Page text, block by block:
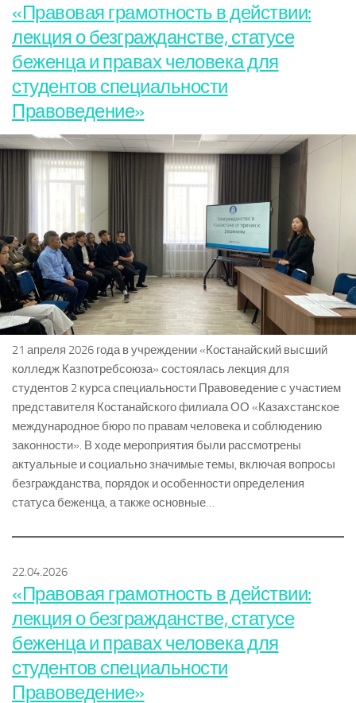
«Правовая грамотность в действии:
лекция о безгражданстве, статусе
беженца и правах человека для
студентов специальности
Правоведение»
21 апреля 2026 года в учреждении «Костанайский высший
колледж Казпотребсоюза» состоялась лекция для
студентов 2 курса специальности Правоведение с участием
представителя Костанайского филиала ОО «Казахстанское
международное бюро по правам человека и соблюдению
законности». В ходе мероприятия были рассмотрены
актуальные и социально значимые темы, включая вопросы
безгражданства, порядок и особенности определения
статуса беженца, а также основные…
22.04.2026
«Правовая грамотность в действии:
лекция о безгражданстве, статусе
беженца и правах человека для
студентов специальности
Правоведение»